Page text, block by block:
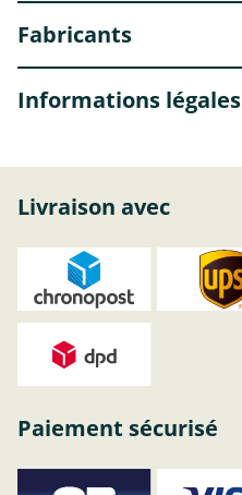
Fabricants
Informations légales
Livraison avec
Paiement sécurisé